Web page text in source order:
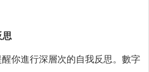
思
你進行深層次的自我反思。數字